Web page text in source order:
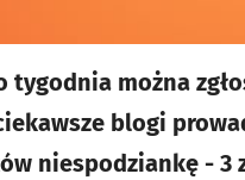
tygodnia można
blogi
niespodziankę -